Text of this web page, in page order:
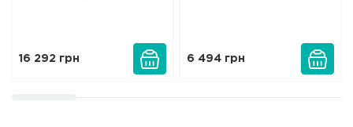
16 292 грн 6 494 грн